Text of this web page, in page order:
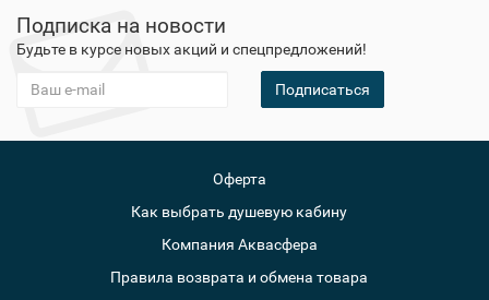
Подписка на новости
Будьте в курсе новых акций и спецпредложений!
Подписаться
Оферта
Как выбрать душевую кабину
Компания Аквасфера
Правила возврата и обмена товара